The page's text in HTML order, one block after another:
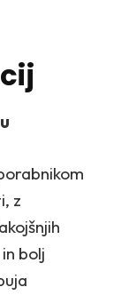
z
bolj